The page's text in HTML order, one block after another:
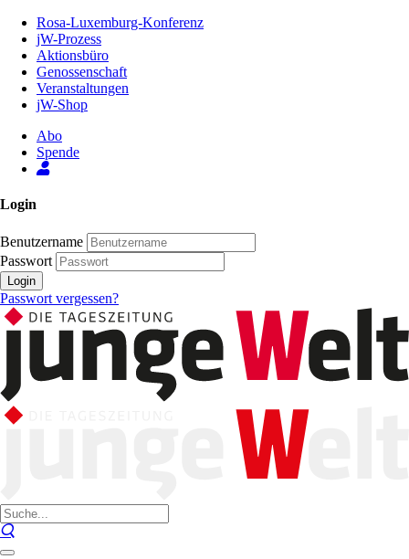
Inhalt
Seite
Rosa-Luxemburg-Konferenz
jW-Prozess
Aktionsbüro
Genossenschaft
Veranstaltungen
jW-Shop
Abo
Spende
Login
Benutzername
Passwort
Login
Passwort vergessen?